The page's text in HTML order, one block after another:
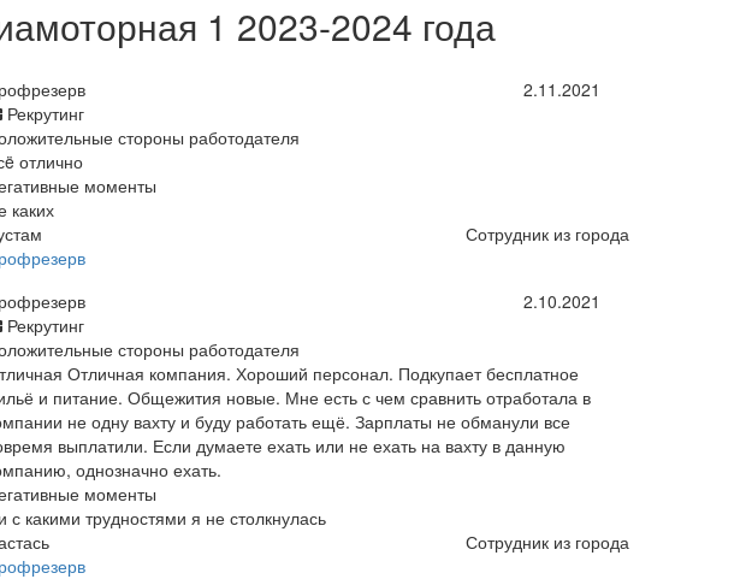
1 2023-2024 года
Рекрутинг
2.11.2021
стороны работодателя
отлично
моменты
каких
Сотрудник из города
Рекрутинг
2.10.2021
стороны работодателя
Отличная компания. Хороший персонал. Подкупает бесплатное
и питание. Общежития новые. Мне есть с чем сравнить отработала в
не одну вахту и буду работать ещё. Зарплаты не обманули все
выплатили. Если думаете ехать или не ехать на вахту в данную
однозначно ехать.
моменты
с какими трудностями я не столкнулась
Сотрудник из города